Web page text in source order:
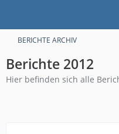
BERICHTE ARCHIV
Berichte 2012
Hier befinden sich alle